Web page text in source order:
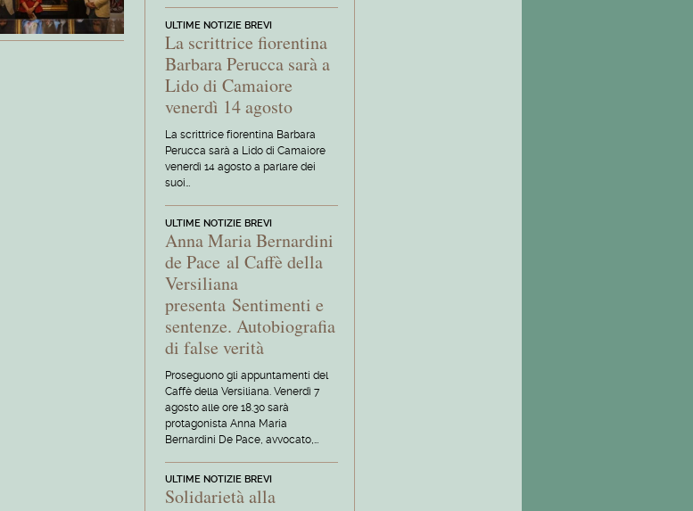
ULTIME NOTIZIE BREVI
La scrittrice fiorentina
Barbara Perucca sarà a
Lido di Camaiore
venerdì 14 agosto
La scrittrice fiorentina Barbara
Perucca sarà a Lido di Camaiore
venerdì 14 agosto a parlare dei
suoi…
ULTIME NOTIZIE BREVI
Anna Maria Bernardini
de Pace al Caffè della
Versiliana
presenta Sentimenti e
sentenze. Autobiografia
di false verità
Proseguono gli appuntamenti del
Caffè della Versiliana. Venerdì 7
agosto alle ore 18.30 sarà
protagonista Anna Maria
Bernardini De Pace, avvocato,…
ULTIME NOTIZIE BREVI
Solidarietà alla